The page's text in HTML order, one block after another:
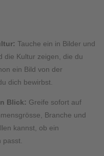
Tauche ein in Bilder und
die Kultur zeigen, die du
ein Bild von der
dich bewirbst.
Blick: Greife sofort auf
, Branche und
kannst , ob ein
passt.